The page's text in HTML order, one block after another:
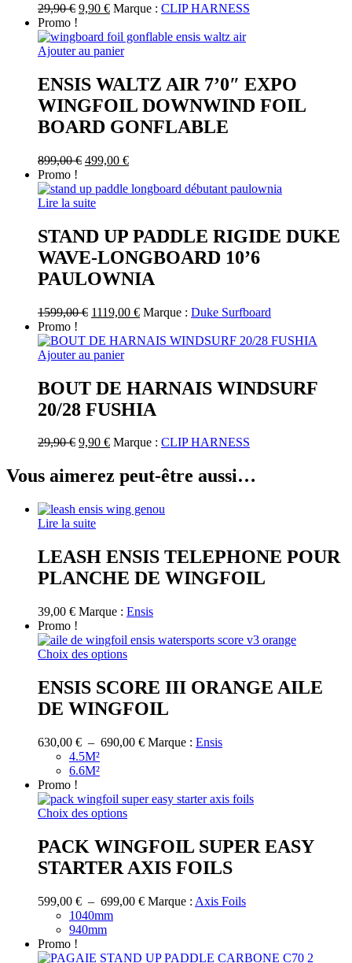
29,90€ Le
initial
était :
9,90 €Le
actuel
est :
Marque : CLIP HARNESS
Promo !
Ajouter au panier
ENSIS WALTZ AIR 7’0″ EXPO
WINGFOIL DOWNWIND FOIL
BOARD GONFLABLE
899,00€ Le
initial
était :
499,00 €Le
actuel
Promo !
Lire la suite
STAND UP PADDLE RIGIDE DUKE
WAVE-LONGBOARD 10’6
PAULOWNIA
1599,00€ Le
initial
était :
1119,00 €Le
actuel
Marque : Duke Surfboard
Promo !
Ajouter au panier
BOUT DE HARNAIS WINDSURF
20/28 FUSHIA
29,90€ Le
initial
était :
9,90 €Le
actuel
est :
Marque : CLIP HARNESS
Vous aimerez peut-être aussi…
Lire la suite
LEASH ENSIS TELEPHONE POUR
PLANCHE DE WINGFOIL
39,00 € Marque : Ensis
Promo !
Choix des optionsCe
a
plusieurs
variations.
options
sur
la
page
du
produit
ENSIS SCORE III ORANGE AILE
DE WINGFOIL
630,00 € – 690,00 €Plage
à
Marque : Ensis
4.5M²
6.6M²
Promo !
Choix des optionsCe
a
plusieurs
variations.
options
sur
PACK WINGFOIL SUPER EASY
STARTER AXIS FOILS
599,00 € – 699,00 €Plage
à
Marque : Axis Foils
1040mm
940mm
Promo !